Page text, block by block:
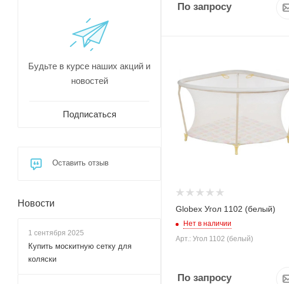
По запросу
Globex Угол 1102 (белый)
Нет в наличии
Арт.: Угол 1102 (белый)
По запросу
Будьте в курсе наших акций и
новостей
Подписаться
Оставить отзыв
Новости
1 сентября 2025
Купить москитную сетку для
коляски